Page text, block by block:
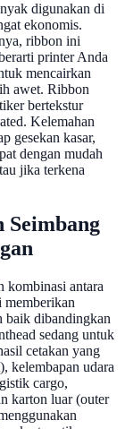
digunakan di
ekonomis.
ribbon ini
printer Anda
mencairkan
awet. Ribbon
bertekstur
Kelemahan
gesekan kasar,
dengan mudah
jika terkena
Seimbang
kombinasi antara
memberikan
baik dibandingkan
sedang untuk
cetakan yang
kelembapan udara
cargo,
karton luar (outer